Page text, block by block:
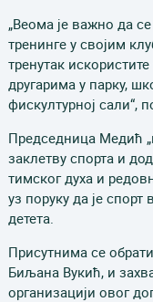
„Веома је важно да
тренинге у својим
тренутак
другарима у парку,
фискултурној сали“,
Председница Медић
заклетву спорта и
тимског духа и
уз поруку да је
детета.
Присутнима се
Биљана Вукић, и
организацији овог